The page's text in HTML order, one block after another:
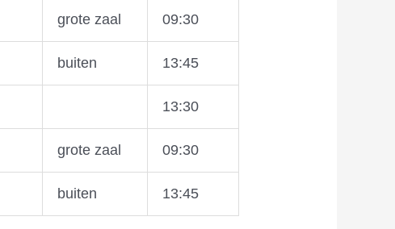
grote zaal 09:30
buiten 13:45
13:30
grote zaal 09:30
buiten 13:45